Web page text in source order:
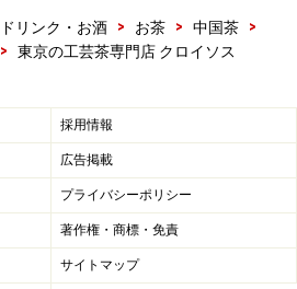
ドリンク・お酒 > お茶 > 中国茶
>
> 東京の工芸茶専門店 クロイソス
採用情報
広告掲載
プライバシーポリシー
著作権・商標・免責
サイトマップ